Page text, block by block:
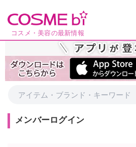
コスメ・美容の最新情報
メンバーログイン